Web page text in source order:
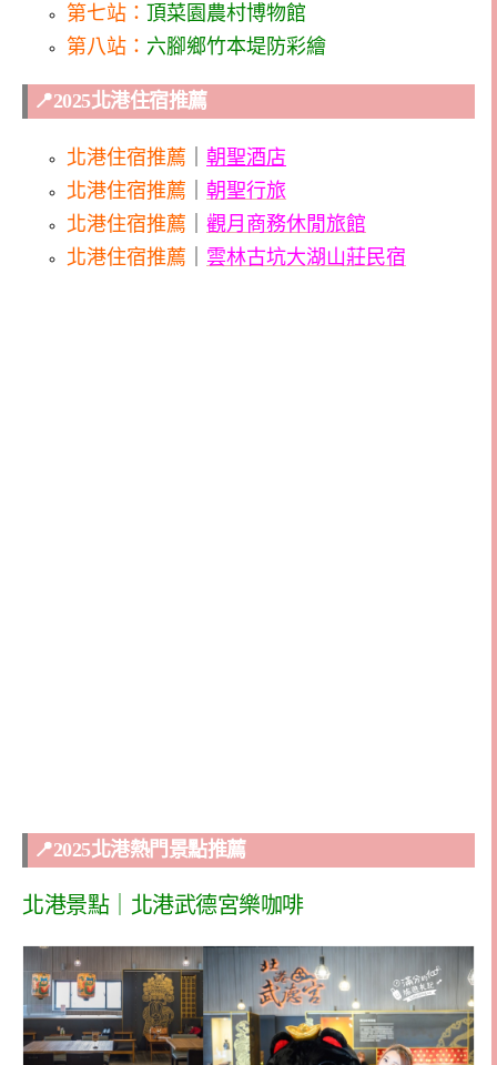
第七站： 頂菜園農村博物館
第八站： 六腳鄉竹本堤防彩繪
📍2025北港住宿推薦
北港住宿推薦
朝聖酒店
北港住宿推薦
朝聖行旅
北港住宿推薦
觀月商務休閒旅館
北港住宿推薦
雲林古坑大湖山莊民宿
📍2025北港熱門景點推薦
北港景點｜北港武德宮樂咖啡